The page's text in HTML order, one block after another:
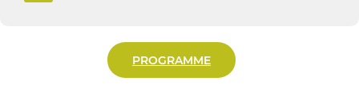
PROGRAMME